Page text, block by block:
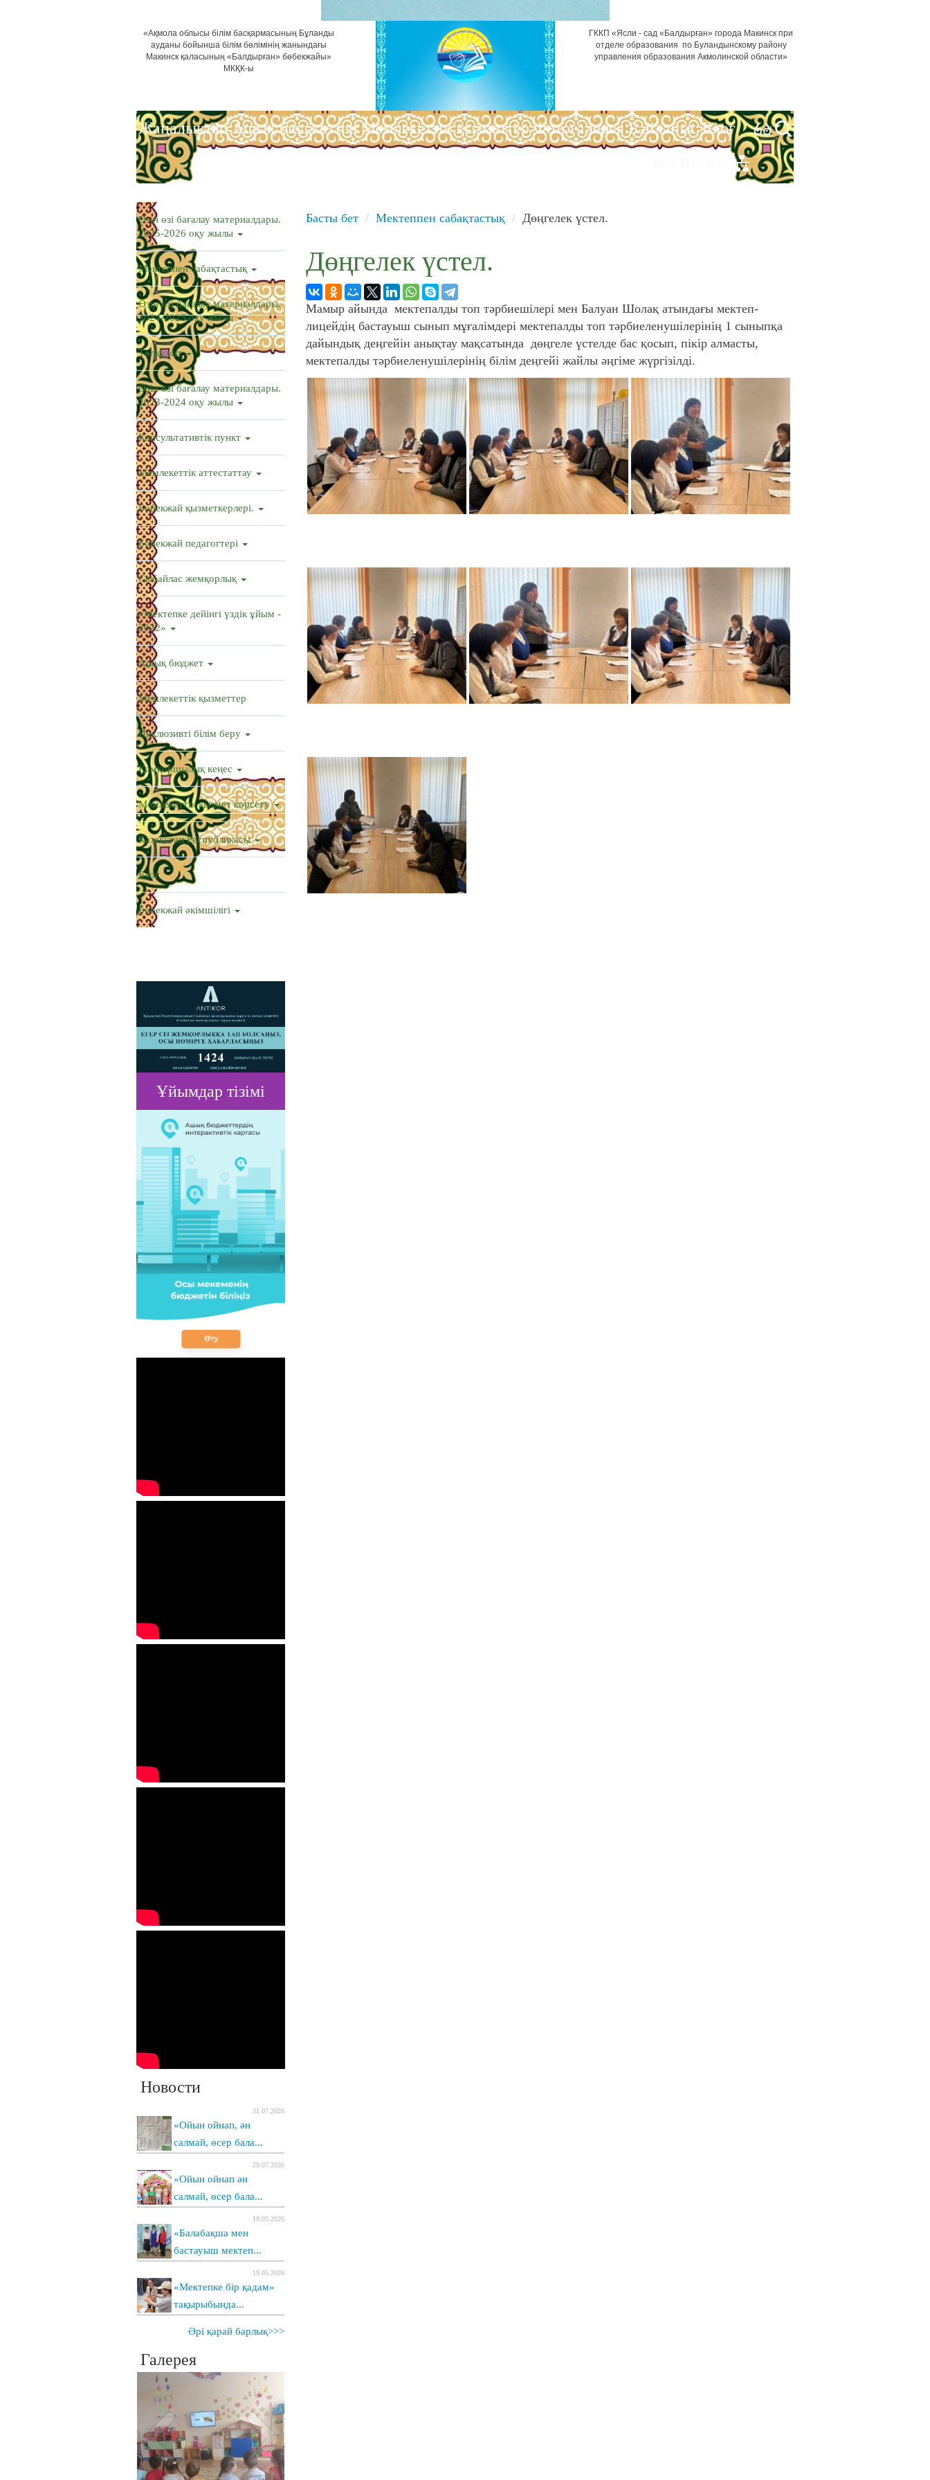
«Ақмола облысы білім басқармасының Бұланды
ауданы бойынша білім бөлімінің жанындағы
Макинск қаласының «Балдырған» бөбекжайы»
МКҚК-ы
ГККП «Ясли - сад «Балдырған» города Макинск при
отделе образования по Буландынскому району
управления образования Акмолинской области»
Жаңалықтар Ашық бюджеттер Мемлекеттік қызметтер Фотогалерея Байланыс Блог
Өзін өзі бағалау материалдары.
2025-2026 оқу жылы
Мектеппен сабақтастық
Өзін өзі бағалау материалдары.
2024-2025 оқу жылы
Төлқұжат
Өзін өзі бағалау материалдары.
2023-2024 оқу жылы
Консультативтік пункт
Мемлекеттік аттестаттау
Бөбекжай қызметкерлері.
Бөбекжай педагогтері
Сыбайлас жемқорлық
«Мектепке дейінгі үздік ұйым -
2022»
Ашық бюджет
Мемлекеттік қызметтер
Инклюзивті білім беру
Қамқоршылық кеңес
Мемлекеттік қызмет көрсету
Қазақстан Республикасы
Блог
Бөбекжай әкімшілігі
Ұйымдар тізімі
Новости
31.07.2026
«Ойын ойнап, ән
салмай, өсер бала...
29.07.2026
«Ойын ойнап ән
салмай, өсер бала...
19.05.2026
«Балабақша мен
бастауыш мектеп...
19.05.2026
«Мектепке бір қадам»
тақырыбында...
Әрі қарай барлық>>>
Галерея
Басты бет Мектеппен сабақтастық Дөңгелек үстел.
Дөңгелек үстел.
Мамыр айында мектепалды топ тәрбиешілері мен Балуан Шолақ атындағы мектеп-
лицейдің бастауыш сынып мұғалімдері мектепалды топ тәрбиеленушілерінің 1 сыныпқа
дайындық деңгейін анықтау мақсатында дөңгеле үстелде бас қосып, пікір алмасты,
мектепалды тәрбиеленушілерінің білім деңгейі жайлы әңгіме жүргізілді.